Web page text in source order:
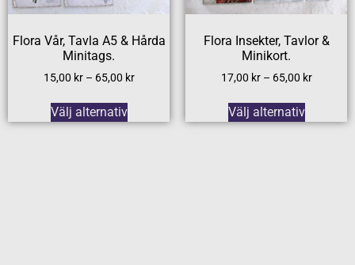
Flora Vår, Tavla A5 & Hårda
Minitags.
15,00 kr – 65,00 kr
Välj alternativ
Flora Insekter, Tavlor &
Minikort.
17,00 kr – 65,00 kr
Välj alternativ